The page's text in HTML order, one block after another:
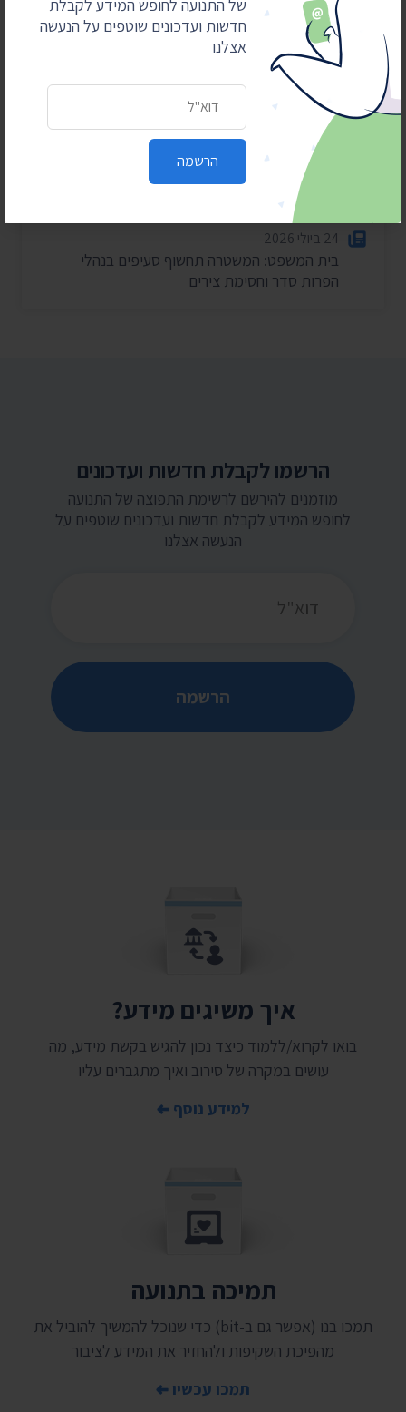
של התנועה לחופש המידע לקבלת
חדשות ועדכונים שוטפים על הנעשה
אצלנו
הרשמה
2 באוגוסט 2026
עתרנו וחשפנו: יומן הפגישות של השרה עידית סילמן
ל-2025
28 ביולי 2026
הוצאות מעונות ראש הממשלה ל-2025-2026
הוועדה לחיוב אישי במשרד הפנים – התכנסה רק
פעמיים בשנה וחצי
24 ביולי 2026
בית המשפט: המשטרה תחשוף סעיפים בנהלי
הפרות סדר וחסימת צירים
הרשמו לקבלת חדשות ועדכונים
מוזמנים להירשם לרשימת התפוצה של התנועה
לחופש המידע לקבלת חדשות ועדכונים שוטפים על
הנעשה אצלנו
הרשמה
איך משיגים מידע?
בואו לקרוא/ללמוד כיצד נכון להגיש בקשת מידע, מה
עושים במקרה של סירוב ואיך מתגברים עליו
למידע נוסף
תמיכה בתנועה
תמכו בנו (אפשר גם ב-bit) כדי שנוכל להמשיך להוביל את
מהפיכת השקיפות ולהחזיר את המידע לציבור
תמכו עכשיו